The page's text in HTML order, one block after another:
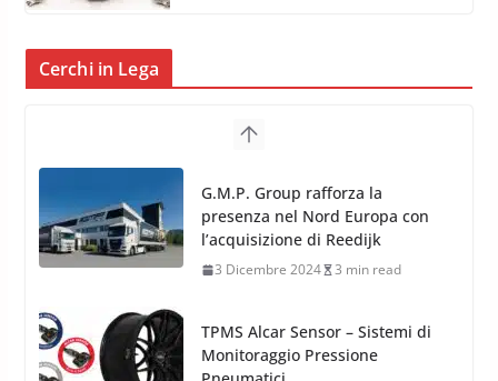
Cerchi in Lega
TPMS Alcar Sensor – Sistemi di
Monitoraggio Pressione
Pneumatici
4 Aprile 2022 3 min read
Cerchi in Lega Mercedes: Novità
MAK 2019 – 2020